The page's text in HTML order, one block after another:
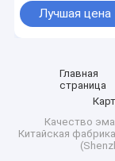
до номинального
Лучшая цена
Главная
страница
Качество
Китайская